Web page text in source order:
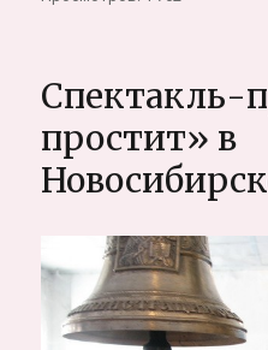
Спектакль-
простит» в